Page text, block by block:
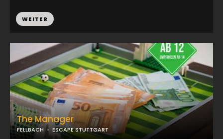
WEITER
The Manager
FELLBACH ESCAPE STUTTGART